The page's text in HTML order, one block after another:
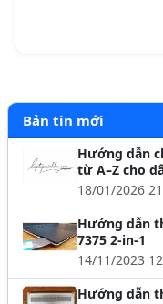
Bản tin mới
Hướng dẫn
từ A–Z cho
18/01/2026
Hướng dẫn
7375 2-in-1
14/11/2023
Hướng dẫn